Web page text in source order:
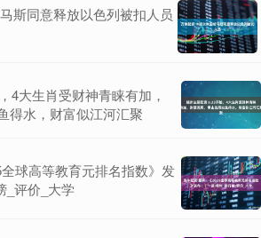
斯同意释放以色列被扣人员
4大生肖受财神青睐有加，
得水，财富似江河汇聚
球高等教育元排名指数》发
_评价_大学